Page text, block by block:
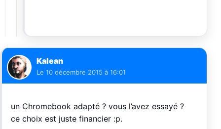
Kalean
Le 10 décembre 2015 à 16:01
un Chromebook adapté ? vous l’avez essayé ?
ce choix est juste financier :p.